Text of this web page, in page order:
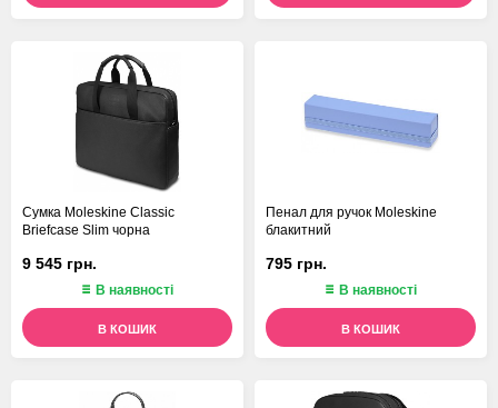
Сумка Moleskine Classic
Briefcase Slim чорна
9 545 грн.
В наявності
В КОШИК
Пенал для ручок Moleskine
блакитний
795 грн.
В наявності
В КОШИК